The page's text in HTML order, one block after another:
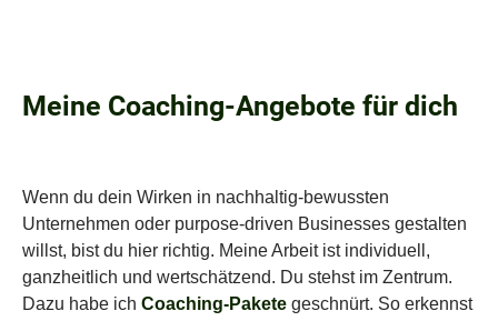
Meine Coaching-Angebote für dich
Wenn du dein Wirken in nachhaltig-bewussten
Unternehmen oder purpose-driven Businesses gestalten
willst, bist du hier richtig. Meine Arbeit istindividuell,
ganzheitlich und wertschätzend. Du stehst im Zentrum.
Dazu habe ich Coaching-Pakete geschnürt. So erkennst